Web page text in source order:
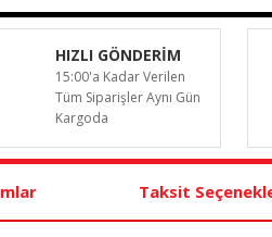
HIZLI GÖNDERİM
15:00'a Kadar Verilen
Tüm Siparişler Aynı Gün
Kargoda
Taksit